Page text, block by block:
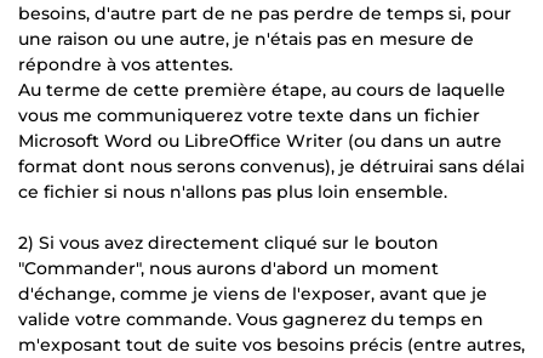
besoins, d'autre part de ne pas perdre de temps si, pour
une raison ou une autre, je n'étais pas en mesure de
répondre à vos attentes.
Au terme de cette première étape, au cours de laquelle
vous me communiquerez votre texte dans un fichier
Microsoft Word ou LibreOffice Writer (ou dans un autre
format dont nous serons convenus), je détruirai sans délai
ce fichier si nous n'allons pas plus loin ensemble.
2) Si vous avez directement cliqué sur le bouton
"Commander", nous aurons d'abord un moment
d'échange, comme je viens de l'exposer, avant que je
valide votre commande. Vous gagnerez du temps en
m'exposant tout de suite vos besoins précis (entre autres,